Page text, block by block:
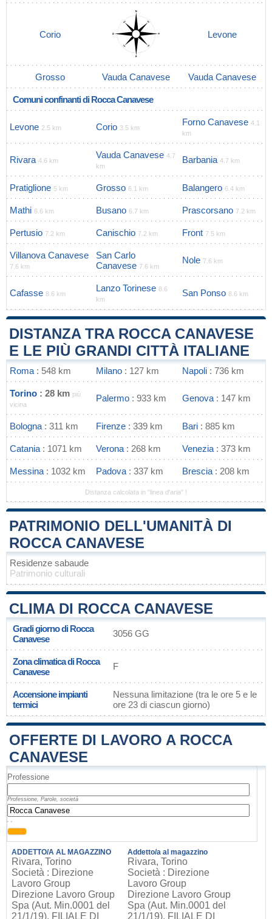
Corio Levone
Grosso Vauda Canavese Vauda Canavese
Comuni confinanti di Rocca Canavese
Levone 2.5 km Corio 3.5 km
Forno Canavese 4.1
km
Rivara 4.6 km
Vauda Canavese 4.7
km
Barbania 4.7 km
Pratiglione 5 km Grosso 6.1 km Balangero 6.4 km
Mathi 6.6 km Busano 6.7 km Prascorsano 7.2 km
Pertusio 7.2 km Canischio 7.2 km Front 7.5 km
Villanova Canavese
7.6 km
San Carlo
Canavese 7.6 km
Nole 7.6 km
Cafasse 8.6 km
Lanzo Torinese 8.6
km
San Ponso 8.6 km
DISTANZA TRA ROCCA CANAVESE
E LE PIÙ GRANDI CITTÀ ITALIANE
Roma : 548 km Milano : 127 km Napoli : 736 km
Torino : 28 km più
vicina
Palermo : 933 km Genova : 147 km
Bologna : 311 km Firenze : 339 km Bari : 885 km
Catania : 1071 km Verona : 268 km Venezia : 373 km
Messina : 1032 km Padova : 337 km Brescia : 208 km
Distanza calcolata in "linea d'aria" !
PATRIMONIO DELL'UMANITÀ DI
ROCCA CANAVESE
Residenze sabaude
Patrimonio culturali
CLIMA DI ROCCA CANAVESE
Gradi giorno di Rocca
Canavese
3056 GG
Zona climatica di Rocca
Canavese
F
Accensione impianti
termici
Nessuna limitazione (tra le ore 5 e le
ore 23 di ciascun giorno)
OFFERTE DI LAVORO A ROCCA
CANAVESE
Professione
Professione, Parole, società
, ,
ADDETTO/A AL MAGAZZINO
Rivara, Torino
Società : Direzione
Lavoro Group
Direzione Lavoro Group
Spa (Aut. Min.0001 del
21/1/19), FILIALE DI
Addetto/a al magazzino
Rivara, Torino
Società : Direzione
Lavoro Group
Direzione Lavoro Group
Spa (Aut. Min.0001 del
21/1/19), FILIALE DI